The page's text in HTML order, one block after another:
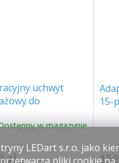
LEDart s.r.o. jako
uchwyt
do
w magazynie
bez VAT
zł
15-